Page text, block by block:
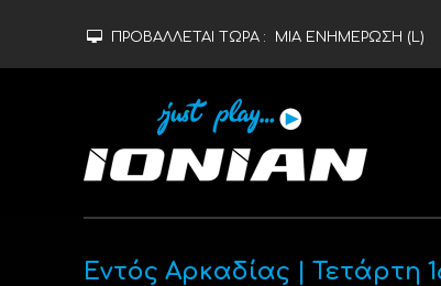
ΠΡΟΒΑΛΛΕΤΑΙ ΤΩΡΑ : ΜΙΑ ΕΝΗΜΕΡΩΣΗ (L)
Εντός Αρκαδίας | Τετάρτη